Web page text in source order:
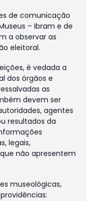
de comunicação
– Ibram e de
a observar as
eleitoral.
é vedada a
dos órgãos e
as
devem ser
agentes
resultados da
legais,
não apresentem
museológicas,